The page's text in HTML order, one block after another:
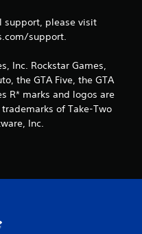
o
n
e
support, please visit
support.
Inc. Rockstar Games,
the GTA Five, the GTA
R* marks and logos are
of Take-Two
Inc.